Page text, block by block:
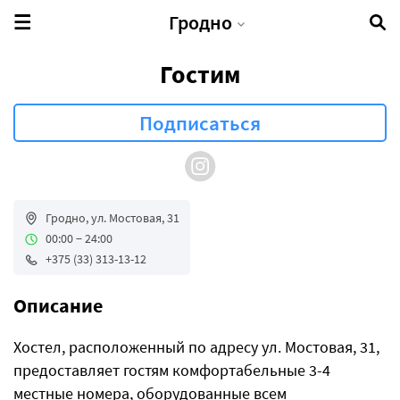
Гродно
Гостим
Гродно, ул. Мостовая, 31
00:00 − 24:00
+375 (33) 313-13-12
Описание
Хостел, расположенный по адресу ул. Мостовая, 31,
предоставляет гостям комфортабельные 3-4
местные номера, оборудованные всем